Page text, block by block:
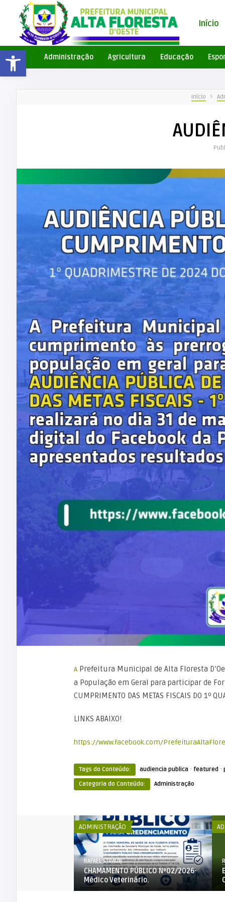
Barra de Ferramentas Aberta
Início
Administração Agricultura Educação
Início
A Prefeitura Municipal de Alta Floresta D’Oeste em Cumprimentar às prerrogativas legais, vem convidar
a População em Geral para participar de
CUMPRIMENTO DAS METAS FISCAIS DO 1º
LINKS ABAIXO!
https://www.facebook.com/
Tags do Conteúdo: audiencia publica · featured ·
Categoria do Conteúdo:
Administração
ADMINISTRAÇÃO
RAFAEL STRAUB
CHAMAMENTO PÚBLICO Nº02/2026-
Médico Veterinário.